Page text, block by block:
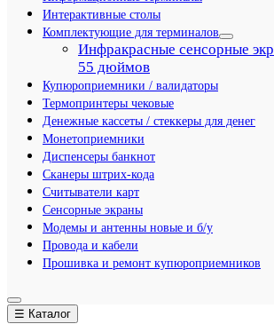
Интерактивные столы
Комплектующие для терминалов
Инфракрасные сенсорные
55 дюймов
Купюроприемники / валидаторы
Термопринтеры чековые
Денежные кассеты / стеккеры для денег
Монетоприемники
Диспенсеры банкнот
Сканеры штрих-кода
Считыватели карт
Сенсорные экраны
Модемы и антенны новые и б/у
Провода и кабели
Прошивка и ремонт купюроприемников
☰ Каталог